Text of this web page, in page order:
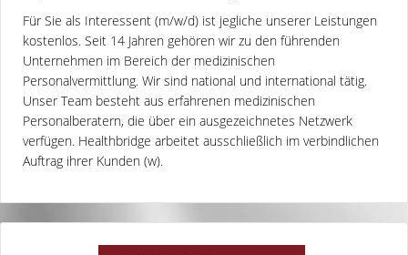
Für Sie als Interessent (m/w/d) ist jegliche unserer Leistungen
kostenlos. Seit 14 Jahren gehören wir zu den führenden
Unternehmen im Bereich der medizinischen
Personalvermittlung. Wir sind national und international tätig.
Unser Team besteht aus erfahrenen medizinischen
Personalberatern, die über ein ausgezeichnetes Netzwerk
verfügen. Healthbridge arbeitet ausschließlich im verbindlichen
Auftrag ihrer Kunden (w).